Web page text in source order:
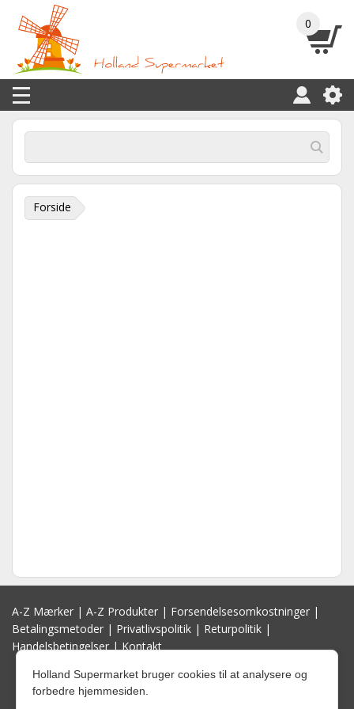
0
Forside
A-Z Mærker | A-Z Produkter | Forsendelsesomkostninger |
Betalingsmetoder | Privatlivspolitik | Returpolitik |
Handelsbetingelser|Kontakt
Holland Supermarket bruger cookies til at analysere og
forbedre hjemmesiden.